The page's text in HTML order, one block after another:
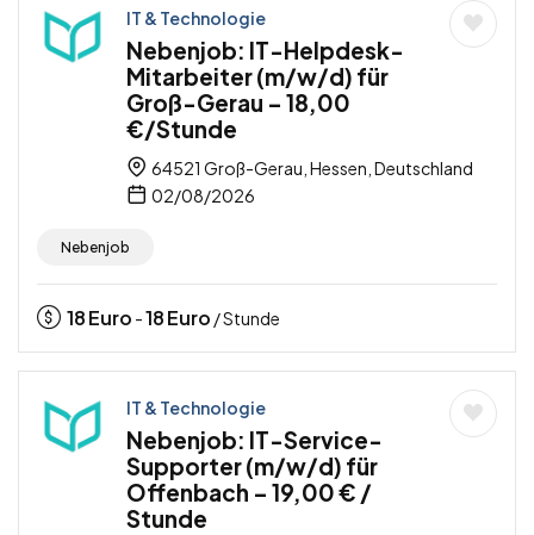
IT & Technologie
Nebenjob: IT-Helpdesk-
Mitarbeiter (m/w/d) für
Groß-Gerau – 18,00
€/Stunde
64521 Groß-Gerau, Hessen, Deutschland
02/08/2026
Nebenjob
18Euro -18Euro / Stunde
IT & Technologie
Nebenjob: IT-Service-
Supporter (m/w/d) für
Offenbach – 19,00 € /
Stunde